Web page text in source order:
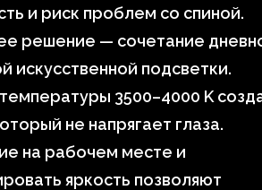
и риск проблем со спиной.
решение — сочетание
искусственной подсветки.
3500–4000 K
не напрягает глаза.
на рабочем месте и
яркость позволяют